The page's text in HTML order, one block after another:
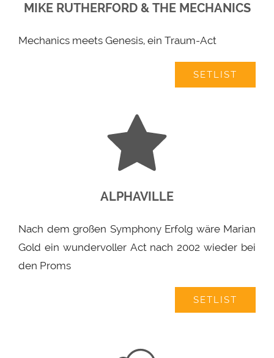
MIKE RUTHERFORD & THE MECHANICS
Mechanics meets Genesis, ein Traum-Act
SETLIST
ALPHAVILLE
Nach dem großen Symphony Erfolg wäre Marian
Gold ein wundervoller Act nach 2002 wieder bei
den Proms
SETLIST